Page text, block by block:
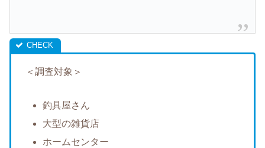
＜調査対象＞
釣具屋さん
大型の雑貨店
ホームセンター